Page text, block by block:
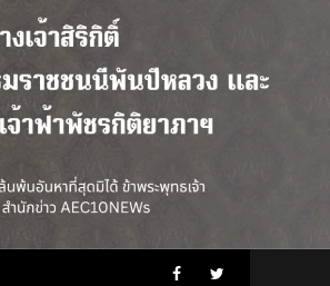
Facebook
Twitter